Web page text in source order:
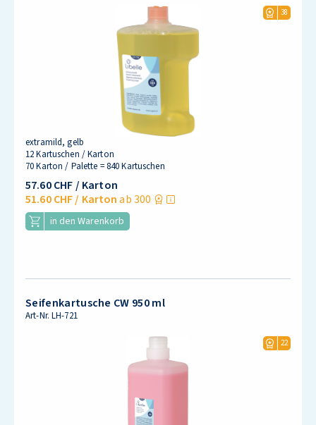
38
extramild, gelb
12 Kartuschen / Karton
70 Karton / Palette = 840 Kartuschen
57.60 CHF/ Karton
51.60 CHF/ Karton ab 300
in den Warenkorb
Seifenkartusche CW 950 ml
Art-Nr.LH-721
22